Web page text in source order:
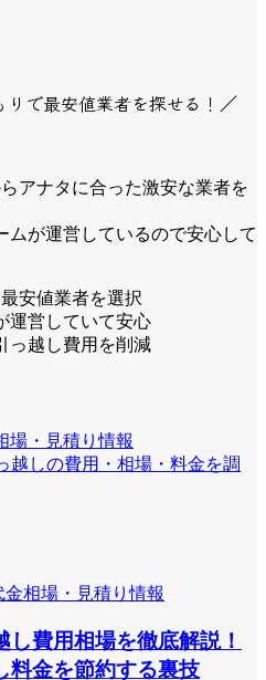
で最安値業者を探せる！／
アナタに合った激安な業者を
ムが運営しているので安心して
安値業者を選択
運営していて安心
っ越し費用を削減
場・見積り情報
越しの費用・相場・料金を調
相場・見積り情報
費用相場を徹底解説！
料金を節約する裏技